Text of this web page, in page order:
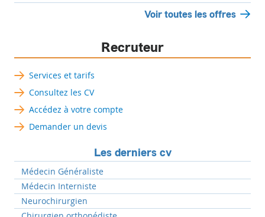
Voir toutes les offres
Recruteur
Services et tarifs
Consultez les CV
Accédez à votre compte
Demander un devis
Les derniers cv
Médecin Généraliste
Médecin Interniste
Neurochirurgien